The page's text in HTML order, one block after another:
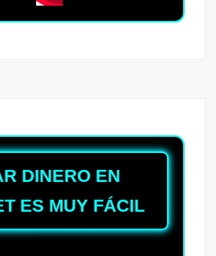
DINERO EN
ES MUY FÁCIL